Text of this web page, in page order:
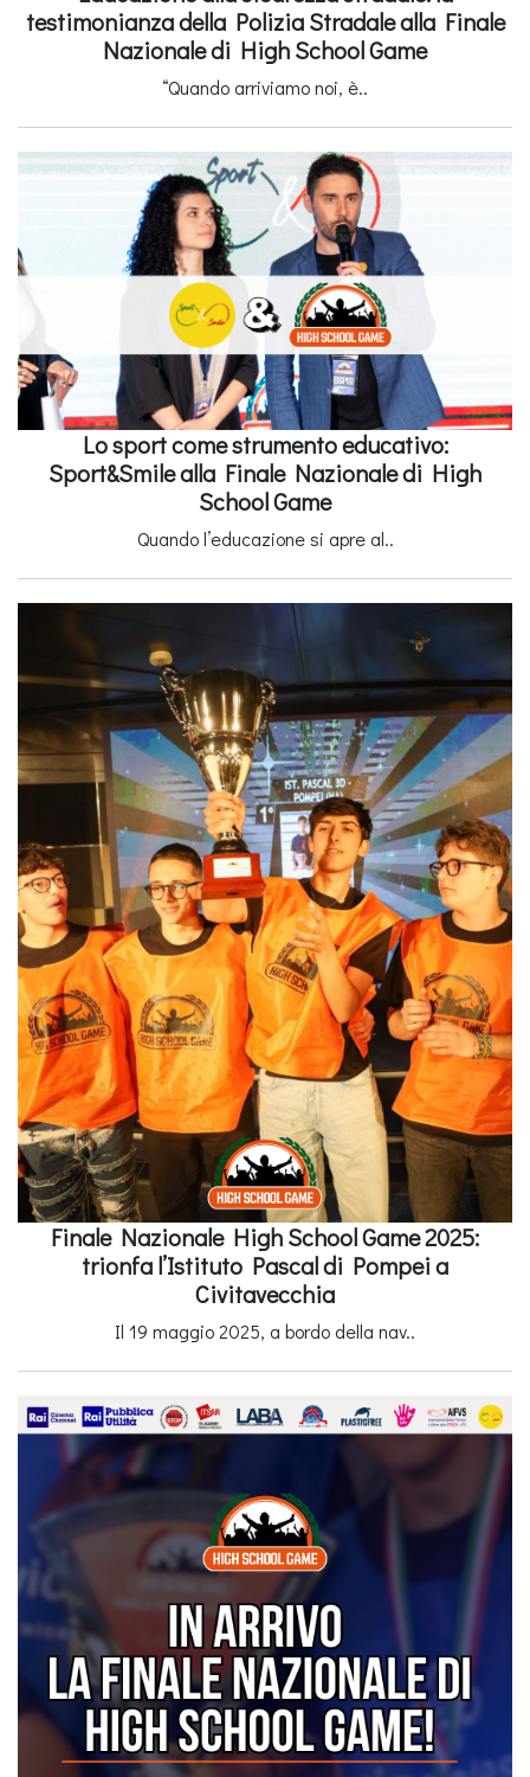
testimonianza della Polizia Stradale alla Finale
Nazionale di High School Game
“Quando arriviamo noi, è..
Lo sport come strumento educativo:
Sport&Smile alla Finale Nazionale di High
School Game
Quando l’educazione si apre al..
Finale Nazionale High School Game 2025:
trionfa l’Istituto Pascal di Pompei a
Civitavecchia
Il 19 maggio 2025, a bordo della nav..